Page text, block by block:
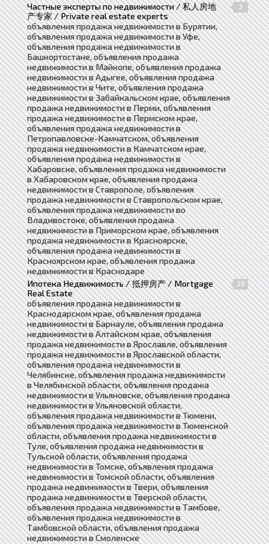
Частные эксперты по недвижимости / 私人房地
产专家 / Private real estate experts
3
объявления продажа недвижимости в Бурятии,
объявления продажа недвижимости в Уфе,
объявления продажа недвижимости в
Башкортостане, объявления продажа
недвижимости в Майкопе, объявления продажа
недвижимости в Адыгее, объявления продажа
недвижимости в Чите, объявления продажа
недвижимости в Забайкальском крае, объявления
продажа недвижимости в Перми, объявления
продажа недвижимости в Пермском крае,
объявления продажа недвижимости в
Петропавловске-Камчатском, объявления
продажа недвижимости в Камчатском крае,
объявления продажа недвижимости в
Хабаровске, объявления продажа недвижимости
в Хабаровском крае, объявления продажа
недвижимости в Ставрополе, объявления
продажа недвижимости в Ставропольском крае,
объявления продажа недвижимости во
Владивостоке, объявления продажа
недвижимости в Приморском крае, объявления
продажа недвижимости в Красноярске,
объявления продажа недвижимости в
Красноярском крае, объявления продажа
недвижимости в Краснодаре
Ипотека Недвижимость / 抵押房产 / Mortgage
Real Estate
26
объявления продажа недвижимости в
Краснодарском крае, объявления продажа
недвижимости в Барнауле, объявления продажа
недвижимости в Алтайском крае, объявления
продажа недвижимости в Ярославле, объявления
продажа недвижимости в Ярославской области,
объявления продажа недвижимости в
Челябинске, объявления продажа недвижимости
в Челябинской области, объявления продажа
недвижимости в Ульяновске, объявления продажа
недвижимости в Ульяновской области,
объявления продажа недвижимости в Тюмени,
объявления продажа недвижимости в Тюменской
области, объявления продажа недвижимости в
Туле, объявления продажа недвижимости в
Тульской области, объявления продажа
недвижимости в Томске, объявления продажа
недвижимости в Томской области, объявления
продажа недвижимости в Твери, объявления
продажа недвижимости в Тверской области,
объявления продажа недвижимости в Тамбове,
объявления продажа недвижимости в
Тамбовской области, объявления продажа
недвижимости в Смоленске